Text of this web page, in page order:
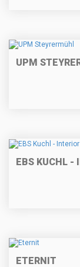
UPM
EBS KUCHL -
ETERNIT